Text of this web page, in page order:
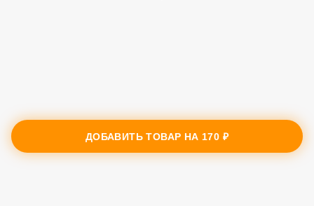
ДОБАВИТЬ ТОВАР НА 170 ₽